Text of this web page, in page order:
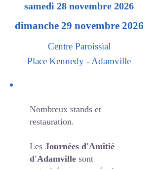
samedi 28 novembre 2026
dimanche 29 novembre 2026
Centre Paroissial
Place Kennedy - Adamville
Nombreux stands et
restauration.
Les Journées d'Amitié
d'Adamville sont